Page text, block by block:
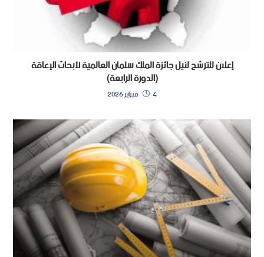
إعلان للترشح لنيل جائزة الملك سلمان العالمية لأبحاث الإعاقة
(الدورة الرابعة)
4 فبراير 2026